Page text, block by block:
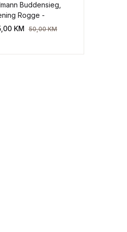
Buddensieg,
Rogge -
Peter
KM 50,00KM